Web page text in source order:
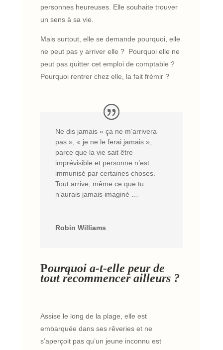
personnes heureuses. Elle souhaite trouver
un sens à sa vie.
Mais surtout, elle se demande pourquoi, elle
ne peut pas y arriver elle ? Pourquoi elle ne
peut pas quitter cet emploi de comptable ?
Pourquoi rentrer chez elle, la fait frémir ?
Ne dis jamais « ça ne m’arrivera
pas », « je ne le ferai jamais »,
parce que la vie sait être
imprévisible et personne n’est
immunisé par certaines choses.
Tout arrive, même ce que tu
n’aurais jamais imaginé …
Robin Williams
Pourquoi a-t-elle peur de
tout recommencer ailleurs ?
Assise le long de la plage, elle est
embarquée dans ses rêveries et ne
s’aperçoit pas qu’un jeune inconnu est